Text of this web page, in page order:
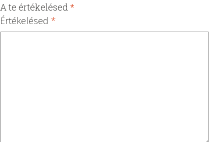
A te értékelésed *
csllallallalla
Értékelésed *